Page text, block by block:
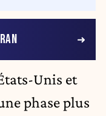
Unis et
phase plus